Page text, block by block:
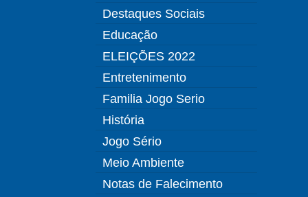
Destaques Sociais
Educação
ELEIÇÕES 2022
Entretenimento
Familia Jogo Serio
História
Jogo Sério
Meio Ambiente
Notas de Falecimento